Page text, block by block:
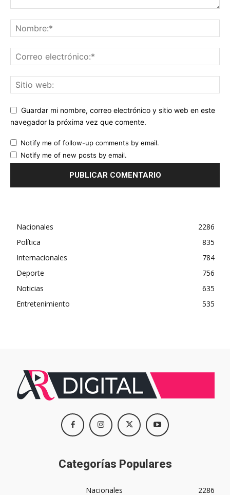
Guardar mi nombre, correo electrónico y sitio web en este
navegador la próxima vez que comente.
Notify me of follow-up comments by email.
Notify me of new posts by email.
Nacionales
2286
Política
835
Internacionales
784
Deporte
756
Noticias
635
Entretenimiento
535
Categorías Populares
Nacionales 2286